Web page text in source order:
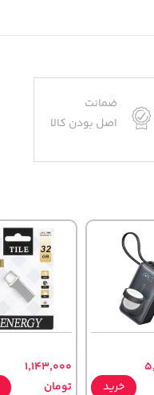
ضمانت
اصل بودن کالا
خرید
1,143,000
تومان